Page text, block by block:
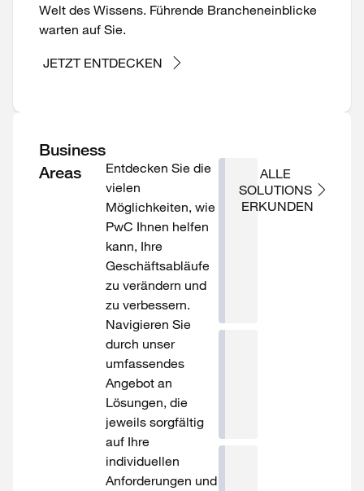
Welt des Wissens. Führende Brancheneinblicke
warten auf Sie.
JETZT ENTDECKEN
Business
Areas
Entdecken Sie die
vielen
Möglichkeiten, wie
PwC Ihnen helfen
kann, Ihre
Geschäftsabläufe
zu verändern und
zu verbessern.
Navigieren Sie
durch unser
umfassendes
Angebot an
Lösungen, die
jeweils sorgfältig
auf Ihre
individuellen
Anforderungen und
Tax
ALLE
SOLUTIONS
ERKUNDEN